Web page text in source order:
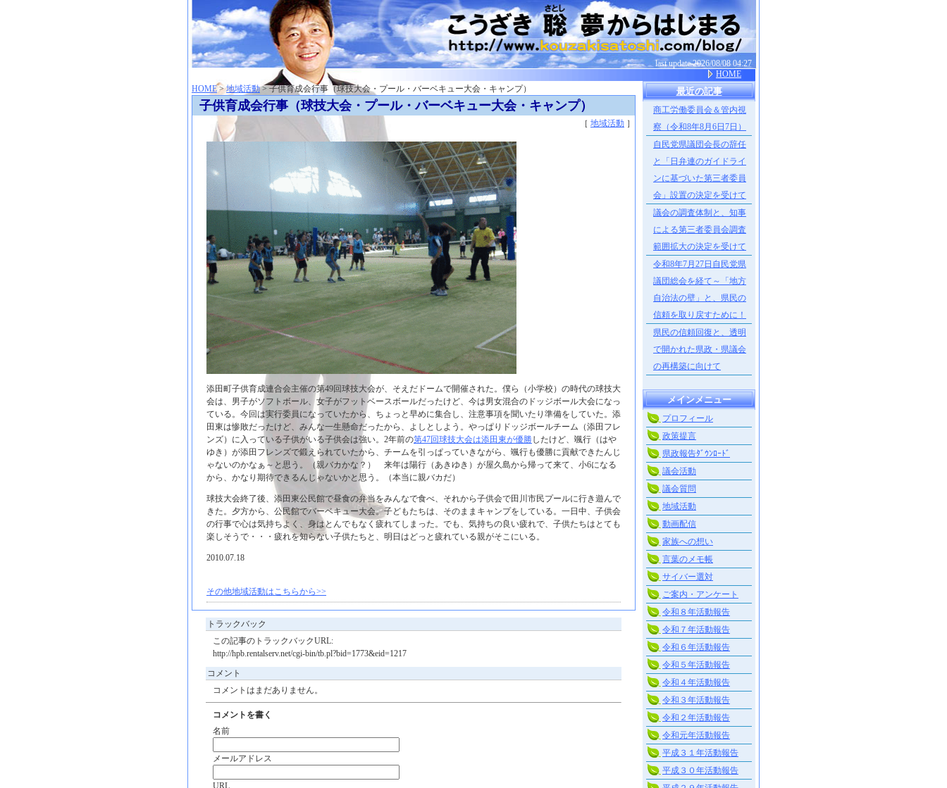
last update 2026/08/08 04:27
HOME
HOME>地域活動> 子供育成会行事（球技大会・プール・バーベキュー大会・キャンプ）
子供育成会行事（球技大会・プール・バーベキュー大会・キャンプ）
［ 地域活動 ］
添田町子供育成連合会主催の第49回球技大会が、そえだドームで開催された。僕ら（小学校）の時代の球技大
会は、男子がソフトボール、女子がフットベースボールだったけど、今は男女混合のドッジボール大会になっ
ている。今回は実行委員になっていたから、ちょっと早めに集合し、注意事項を聞いたり準備をしていた。添
田東は惨敗だったけど、みんな一生懸命だったから、よしとしよう。やっぱりドッジボールチーム（添田フレ
ンズ）に入っている子供がいる子供会は強い。2年前の第47回球技大会は添田東が優勝 したけど、颯行（はや
ゆき）が添田フレンズで鍛えられていたから、チームを引っぱっていきながら、颯行も優勝に貢献できたんじ
ゃないのかなぁ～と思う。（親バカかな？） 来年は陽行（あきゆき）が屋久島から帰って来て、小6になる
から、かなり期待できるんじゃないかと思う。（本当に親バカだ）
球技大会終了後、添田東公民館で昼食の弁当をみんなで食べ、それから子供会で田川市民プールに行き遊んで
きた。夕方から、公民館でバーベキュー大会。子どもたちは、そのままキャンプをしている。一日中、子供会
の行事で心は気持ちよく、身はとんでもなく疲れてしまった。でも、気持ちの良い疲れで、子供たちはとても
楽しそうで・・・疲れを知らない子供たちと、明日はどっと疲れている親がそこにいる。
2010.07.18
その他地域活動はこちらから>>
トラックバック
この記事のトラックバックURL:
http://hpb.rentalserv.net/cgi-bin/tb.pl?bid=1773&eid=1217
コメント
コメントはまだありません。
コメントを書く
名前
メールアドレス
URL
最近の記事
商工労働委員会＆管内視
察（令和8年8月6日7日）
自民党県議団会長の辞任
と「日弁連のガイドライ
ンに基づいた第三者委員
会」設置の決定を受けて
議会の調査体制と、知事
による第三者委員会調査
範囲拡大の決定を受けて
令和8年7月27日自民党県
議団総会を経て～「地方
自治法の壁」と、県民の
信頼を取り戻すために！
県民の信頼回復と、透明
で開かれた県政・県議会
の再構築に向けて
メインメニュー
プロフィール
政策提言
県政報告ﾀﾞｳﾝﾛｰﾄﾞ
議会活動
議会質問
地域活動
動画配信
家族への想い
言葉のメモ帳
サイバー選対
ご案内・アンケート
令和８年活動報告
令和７年活動報告
令和６年活動報告
令和５年活動報告
令和４年活動報告
令和３年活動報告
令和２年活動報告
令和元年活動報告
平成３１年活動報告
平成３０年活動報告